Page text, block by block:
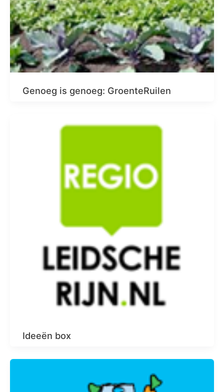
Genoeg is genoeg: GroenteRuilen
Ideeën box